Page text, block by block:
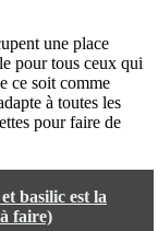
une place
pour tous ceux qui
ce soit comme
à toutes les
pour faire de
basilic est la
faire)